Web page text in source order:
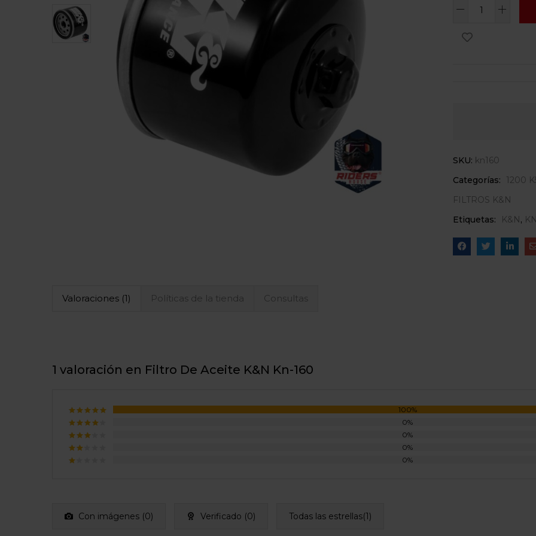
SKU: kn160
Categorías:
1200
FILTROS K&N
Etiquetas:
K&N,
Valoraciones (1) Políticas de la tienda Consultas
1 valoración en Filtro De Aceite K&N Kn-160
Valorado
con5
100%
Valorado
con
0%
Valorado
con
0%
Valorado
0%
5
0%
Con imágenes (0) Verificado (0) Todas las estrellas(1)